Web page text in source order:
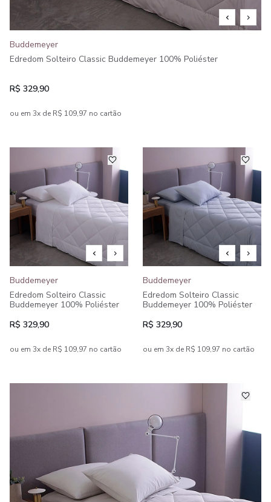
Buddemeyer
Edredom Solteiro Classic Buddemeyer 100% Poliéster
R$ 329,90
ou em 3x de R$ 109,97 no cartão
Buddemeyer
Edredom Solteiro Classic
Buddemeyer 100% Poliéster
R$ 329,90
ou em 3x de R$ 109,97 no cartão
Buddemeyer
Edredom Solteiro Classic
Buddemeyer 100% Poliéster
R$ 329,90
ou em 3x de R$ 109,97 no cartão